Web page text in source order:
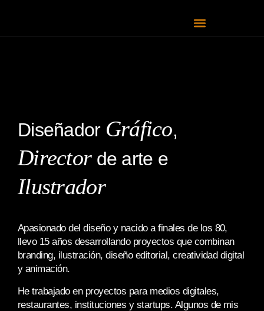
Diseñador Gráfico,
Directorde arte e
Ilustrador
Apasionado del diseño y nacido a finales de los 80,
llevo 15 años desarrollando proyectos que combinan
branding, ilustración, diseño editorial, creatividad digital
y animación.
He trabajado en proyectos para medios digitales,
restaurantes, instituciones y startups. Algunos de mis